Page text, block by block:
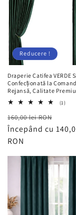
Reducere !
Draperie Catifea VERDE
Confecționată la
Rejansă, Calitate
(1)1
Preț
obișnuit
160,00 lei RON
Începând cu
RON